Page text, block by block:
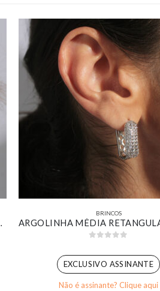
OURO 18K
BRINCOS
EXCLUSIVO ASSINANTE
Não é assinante? Clique aqui